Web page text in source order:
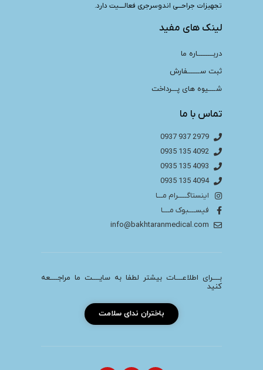
تجهیزات جراحـــی اندوسرجری فعالــــیت دارد.
لینک های مفید
دربـــــــــاره ما
ثبت ســـــــفارش
شــــیوه های پـــرداخت
تماس با ما
2979 937 0937
4092 135 0935
4093 135 0935
4094 135 0935
اینستاگـــــرام مـــا
فیســــبوک مــــا
info@bakhtaranmedical.com
بــــرای اطلاعــــات بیشتر لطفا به سایــــت ما مراجــــعه
کنید
باختران ندای سلامت